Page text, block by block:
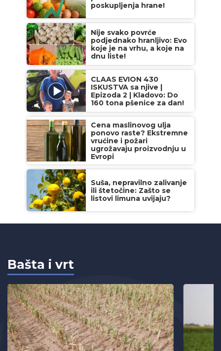
poskupljenja hrane!
Nije svako povrće
podjednako hranljivo: Evo
koje je na vrhu, a koje na
dnu liste!
CLAAS EVION 430
ISKUSTVA sa njive |
Epizoda 2 | Kladovo: Do
160 tona pšenice za dan!
Cena maslinovog ulja
ponovo raste? Ekstremne
vrućine i požari
ugrožavaju proizvodnju u
Evropi
Suša, nepravilno zalivanje
ili štetočine: Zašto se
listovi limuna uvijaju?
Bašta i vrt